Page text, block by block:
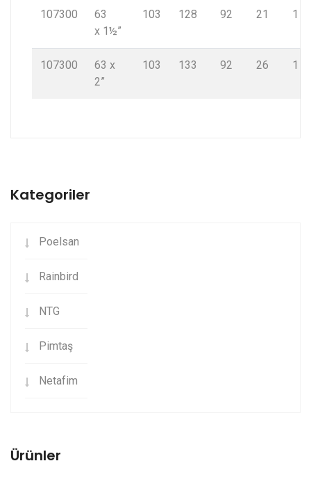
107300
63
x 1½”
103 128 92 21 1
107300
63 x
2”
103 133 92 26 1
Kategoriler
Poelsan
Rainbird
NTG
Pimtaş
Netafim
Ürünler